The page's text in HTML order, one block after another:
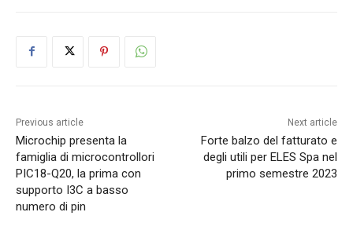
Previous article
Microchip presenta la
famiglia di microcontrollori
PIC18-Q20, la prima con
supporto I3C a basso
numero di pin
Next article
Forte balzo del fatturato e
degli utili per ELES Spa nel
primo semestre 2023